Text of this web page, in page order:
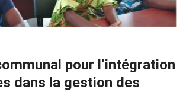
pour l’intégration
dans la gestion des